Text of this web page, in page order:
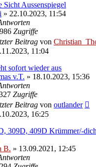
Sicht Aussenspiegel
» 22.10.2023, 11:54
Zugriffe
Beitrag von
11:04
sofort wieder aus
v.T. » 18.10.2023, 15:36
Zugriffe
Beitrag von outlander
16:25
309D, 409D Krümmer/-
B. » 13.09.2021, 12:45